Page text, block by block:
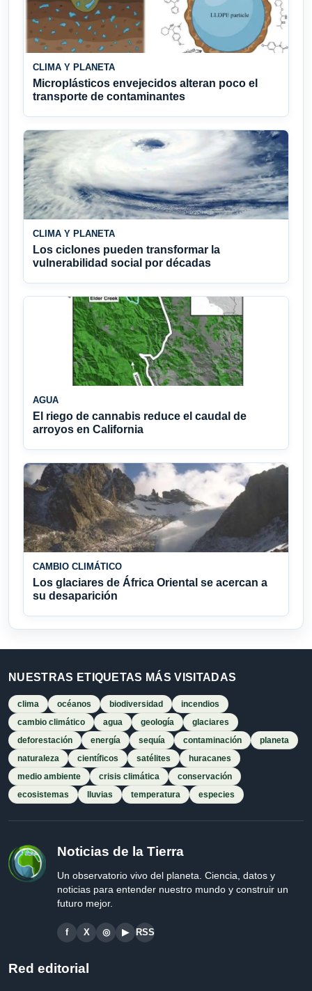
CLIMA Y PLANETA
Microplásticos envejecidos alteran poco el
transporte de contaminantes
CLIMA Y PLANETA
Los ciclones pueden transformar la
vulnerabilidad social por décadas
AGUA
El riego de cannabis reduce el caudal de
arroyos en California
CAMBIO CLIMÁTICO
Los glaciares de África Oriental se acercan a
su desaparición
NUESTRAS ETIQUETAS MÁS VISITADAS
clima océanos biodiversidad
incendios
cambio climático
agua geología
glaciares
deforestación
energía sequía contaminación
planeta
naturaleza
científicos satélites
huracanes
medio ambiente
crisis climática
conservación
ecosistemas
lluvias temperatura especies
Noticias de la Tierra
Un observatorio vivo del planeta. Ciencia, datos y
noticias para entender nuestro mundo y construir un
futuro mejor.
f X ◎ ▶ RSS
Red editorial